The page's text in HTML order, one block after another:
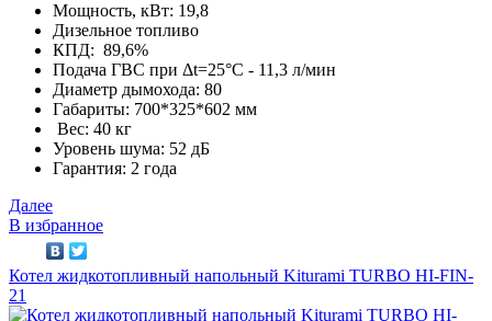
Мощность, кВт: 19,8
Дизельное топливо
КПД: 89,6%
Подача ГВС при Δt=25°С - 11,3 л/мин
Диаметр дымохода: 80
Габариты: 700*325*602 мм
Вес: 40 кг
Уровень шума: 52 дБ
Гарантия: 2 года
Далее
В избранное
Котел жидкотопливный напольный Kiturami TURBO HI-FIN-
21